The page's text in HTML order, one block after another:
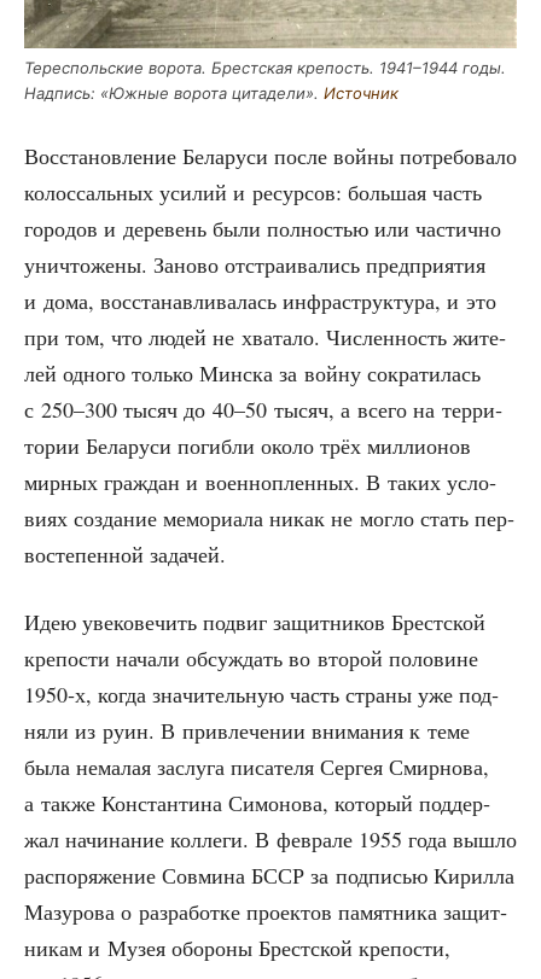
Терес­поль­ские воро­та. Брест­ская кре­пость. 1941–1944 годы.
Над­пись: «Южные воро­та цита­де­ли». Источ­ник
Вос­ста­нов­ле­ние Бела­ру­си после вой­ны потре­бо­ва­ло
колос­саль­ных уси­лий и ресур­сов: боль­шая часть
горо­дов и дере­вень были пол­но­стью или частич­но
уни­что­же­ны. Зано­во отстра­и­ва­лись пред­при­я­тия
и дома, вос­ста­нав­ли­ва­лась инфра­струк­ту­ра, и это
при том, что людей не хва­та­ло. Чис­лен­ность жите­
лей одно­го толь­ко Мин­ска за вой­ну сокра­ти­лась
с 250–300 тысяч до 40–50 тысяч, а все­го на тер­ри­
то­рии Бела­ру­си погиб­ли око­ло трёх мил­ли­о­нов
мир­ных граж­дан и воен­но­плен­ных. В таких усло­
ви­ях созда­ние мемо­ри­а­ла никак не мог­ло стать пер­
во­сте­пен­ной задачей.
Идею уве­ко­ве­чить подвиг защит­ни­ков Брест­ской
кре­по­сти нача­ли обсуж­дать во вто­рой поло­вине
1950‑х, когда зна­чи­тель­ную часть стра­ны уже под­
ня­ли из руин. В при­вле­че­нии вни­ма­ния к теме
была нема­лая заслу­га писа­те­ля Сер­гея Смир­но­ва,
а так­же Кон­стан­ти­на Симо­но­ва, кото­рый под­дер­
жал начи­на­ние кол­ле­ги. В фев­ра­ле 1955 года вышло
рас­по­ря­же­ние Сов­ми­на БССР за под­пи­сью Кирил­ла
Мазу­ро­ва о раз­ра­бот­ке про­ек­тов памят­ни­ка защит­
ни­кам и Музея обо­ро­ны Брест­ской кре­по­сти,